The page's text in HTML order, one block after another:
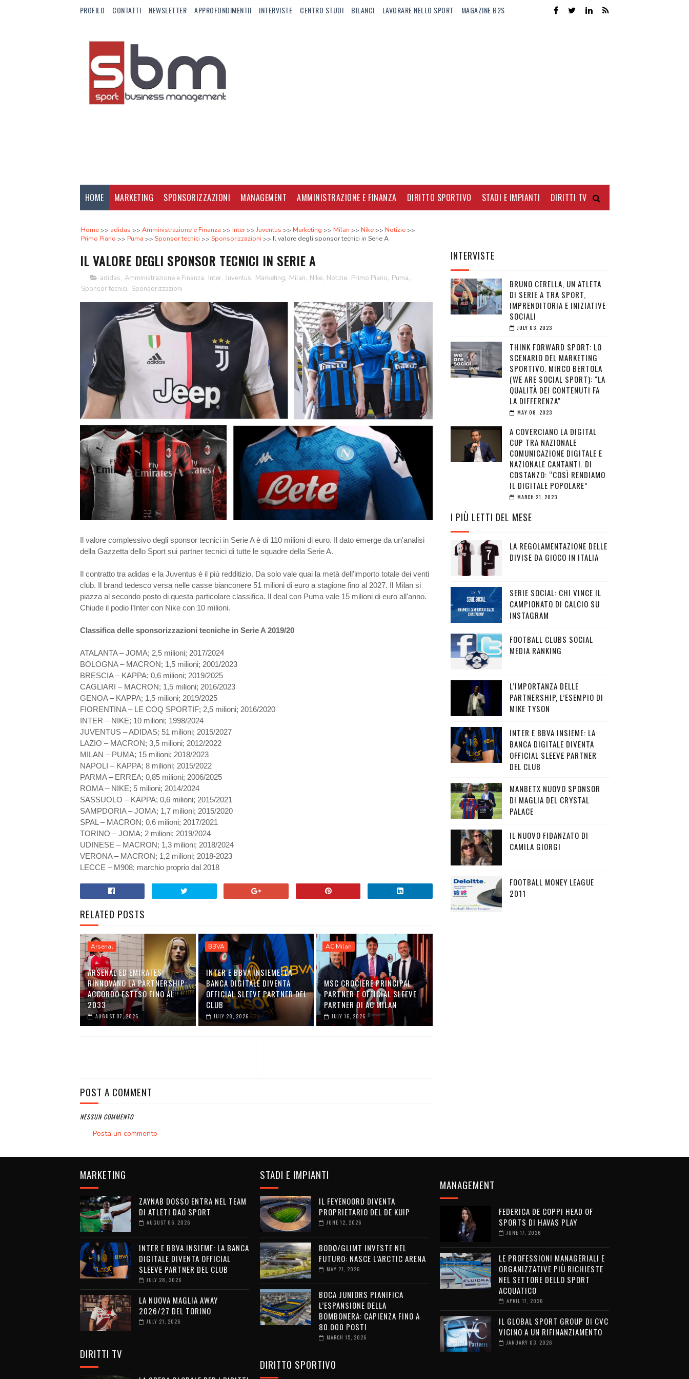
PROFILO CONTATTI NEWSLETTER APPROFONDIMENTII INTERVISTE CENTRO STUDI BILANCI LAVORARE NELLO SPORT MAGAZINE B2S
HOME MARKETING SPONSORIZZAZIONI MANAGEMENT AMMINISTRAZIONE E FINANZA DIRITTO SPORTIVO STADI E IMPIANTI DIRITTI TV
Home adidas Amministrazione e Finanza Inter Juventus Marketing Milan Nike
Notizie
Primo Piano
Puma Sponsor tecnici Sponsorizzazioni Il valore degli sponsor tecnici in Serie A
IL VALORE DEGLI SPONSOR TECNICI IN SERIE A
adidas, Amministrazione e Finanza, Inter, Juventus, Marketing, Milan, Nike, Notizie, Primo Piano, Puma,
Sponsor tecnici, Sponsorizzazioni
Il valore complessivo degli sponsor tecnici in Serie A è di 110 milioni di euro. Il dato emerge da un'analisi
della Gazzetta dello Sport sui partner tecnici di tutte le squadre della Serie A.
Il contratto tra adidas e la Juventus è il più redditizio. Da solo vale quai la metà dell'importo totale dei venti
club. Il brand tedesco versa nelle casse bianconere 51 milioni di euro a stagione fino al 2027. Il Milan si
piazza al secondo posto di questa particolare classifica. Il deal con Puma vale 15 milioni di euro all'anno.
Chiude il podio l’Inter con Nike con 10 milioni.
Classifica delle sponsorizzazioni tecniche in Serie A 2019/20
ATALANTA – JOMA; 2,5 milioni; 2017/2024
BOLOGNA – MACRON; 1,5 milioni; 2001/2023
BRESCIA – KAPPA; 0,6 milioni; 2019/2025
CAGLIARI – MACRON; 1,5 milioni; 2016/2023
GENOA – KAPPA; 1,5 milioni; 2019/2025
FIORENTINA – LE COQ SPORTIF; 2,5 milioni; 2016/2020
INTER – NIKE; 10 milioni; 1998/2024
JUVENTUS – ADIDAS; 51 milioni; 2015/2027
LAZIO – MACRON; 3,5 milioni; 2012/2022
MILAN – PUMA; 15 milioni; 2018/2023
NAPOLI – KAPPA; 8 milioni; 2015/2022
PARMA – ERREA; 0,85 milioni; 2006/2025
ROMA – NIKE; 5 milioni; 2014/2024
SASSUOLO – KAPPA; 0,6 milioni; 2015/2021
SAMPDORIA – JOMA; 1,7 milioni; 2015/2020
SPAL – MACRON; 0,6 milioni; 2017/2021
TORINO – JOMA; 2 milioni; 2019/2024
UDINESE – MACRON; 1,3 milioni; 2018/2024
VERONA – MACRON; 1,2 milioni; 2018-2023
LECCE – M908; marchio proprio dal 2018
RELATED POSTS
Arsenal
ARSENAL ED EMIRATES
RINNOVANO LA PARTNERSHIP:
ACCORDO ESTESO FINO AL
2033
AUGUST 07, 2026
BBVA
INTER E BBVA INSIEME: LA
BANCA DIGITALE DIVENTA
OFFICIAL SLEEVE PARTNER DEL
CLUB
JULY 28, 2026
AC Milan
MSC CROCIERE PRINCIPAL
PARTNER E OFFICIAL SLEEVE
PARTNER DI AC MILAN
JULY 16, 2026
POST A COMMENT
NESSUN COMMENTO
Posta un commento
INTERVISTE
BRUNO CERELLA, UN ATLETA
DI SERIE A TRA SPORT,
IMPRENDITORIA E INIZIATIVE
SOCIALI
JULY 03, 2023
THINK FORWARD SPORT: LO
SCENARIO DEL MARKETING
SPORTIVO. MIRCO BERTOLA
(WE ARE SOCIAL SPORT): "LA
QUALITÀ DEI CONTENUTI FA
LA DIFFERENZA"
MAY 08, 2023
A COVERCIANO LA DIGITAL
CUP TRA NAZIONALE
COMUNICAZIONE DIGITALE E
NAZIONALE CANTANTI. DI
COSTANZO: “COSÌ RENDIAMO
IL DIGITALE POPOLARE”
MARCH 21, 2023
I PIÙ LETTI DEL MESE
LA REGOLAMENTAZIONE DELLE
DIVISE DA GIOCO IN ITALIA
SERIE SOCIAL: CHI VINCE IL
CAMPIONATO DI CALCIO SU
INSTAGRAM
FOOTBALL CLUBS SOCIAL
MEDIA RANKING
L’IMPORTANZA DELLE
PARTNERSHIP, L’ESEMPIO DI
MIKE TYSON
INTER E BBVA INSIEME: LA
BANCA DIGITALE DIVENTA
OFFICIAL SLEEVE PARTNER
DEL CLUB
MANBETX NUOVO SPONSOR
DI MAGLIA DEL CRYSTAL
PALACE
IL NUOVO FIDANZATO DI
CAMILA GIORGI
FOOTBALL MONEY LEAGUE
2011
MARKETING
ZAYNAB DOSSO ENTRA NEL TEAM
DI ATLETI DAO SPORT
AUGUST 06, 2026
INTER E BBVA INSIEME: LA BANCA
DIGITALE DIVENTA OFFICIAL
SLEEVE PARTNER DEL CLUB
JULY 28, 2026
LA NUOVA MAGLIA AWAY
2026/27 DEL TORINO
JULY 21, 2026
DIRITTI TV
STADI E IMPIANTI
IL FEYENOORD DIVENTA
PROPRIETARIO DEL DE KUIP
JUNE 12, 2026
BODØ/GLIMT INVESTE NEL
FUTURO: NASCE L’ARCTIC ARENA
MAY 21, 2026
BOCA JUNIORS PIANIFICA
L’ESPANSIONE DELLA
BOMBONERA: CAPIENZA FINO A
80.000 POSTI
MARCH 15, 2026
DIRITTO SPORTIVO
MANAGEMENT
FEDERICA DE COPPI HEAD OF
SPORTS DI HAVAS PLAY
JUNE 17, 2026
LE PROFESSIONI MANAGERIALI E
ORGANIZZATIVE PIÙ RICHIESTE
NEL SETTORE DELLO SPORT
ACQUATICO
APRIL 17, 2026
IL GLOBAL SPORT GROUP DI CVC
VICINO A UN RIFINANZIAMENTO
JANUARY 03, 2026